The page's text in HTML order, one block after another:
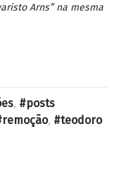
Arns” na mesma
,
posts
remoção,
teodoro